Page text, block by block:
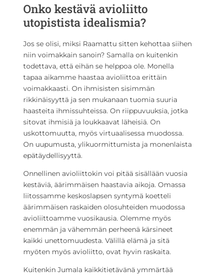
Onko kestävä avioliitto
utopistista idealismia?
Jos se olisi, miksi Raamattu sitten kehottaa siihen
niin voimakkain sanoin? Samalla on kuitenkin
todettava, että eihän se helppoa ole. Monella
tapaa aikamme haastaa avioliittoa erittäin
voimakkaasti. On ihmisisten sisimmän
rikkinäisyyttä ja sen mukanaan tuomia suuria
haasteita ihmissuhteissa. On riippuvuuksia, jotka
sitovat ihmisiä ja loukkaavat läheisiä. On
uskottomuutta, myös virtuaalisessa muodossa.
On uupumusta, ylikuormittumista ja monenlaista
epätäydellisyyttä.
Onnellinen avioliittokin voi pitää sisällään vuosia
kestäviä, äärimmäisen haastavia aikoja. Omassa
liitossamme keskoslapsen syntymä koetteli
äärimmäisen raskaiden olosuhteiden muodossa
avioliittoamme vuosikausia. Olemme myös
enemmän ja vähemmän perheenä kärsineet
kaikki unettomuudesta. Välillä elämä ja sitä
myöten myös avioliitto, ovat hyvin raskaita.
Kuitenkin Jumala kaikkitietävänä ymmärtää